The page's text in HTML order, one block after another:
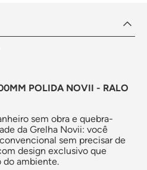
POLIDA NOVII - RALO
sem obra e quebra-
da Grelha Novii: você
sem precisar de
design exclusivo que
do ambiente.